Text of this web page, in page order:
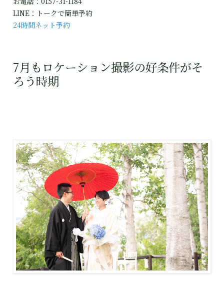
24時間ネット予約
7月もロケーション撮影の好条件がそ
ろう時期